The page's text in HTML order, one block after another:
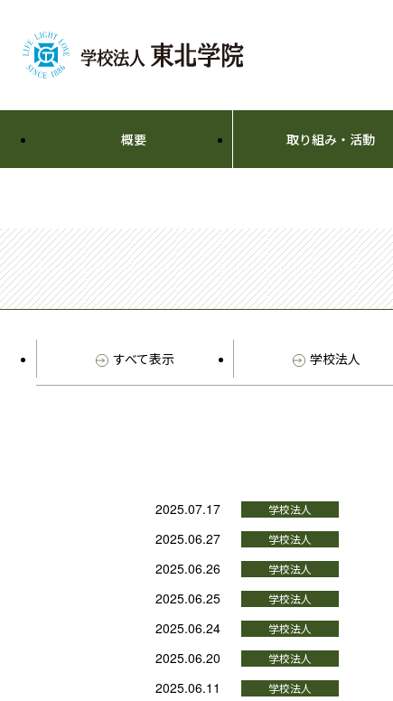
概要 取り組み・活動
すべて表示 学校法人
2025.07.17
2025.06.27
2025.06.26
2025.06.25
2025.06.24
2025.06.20
2025.06.11